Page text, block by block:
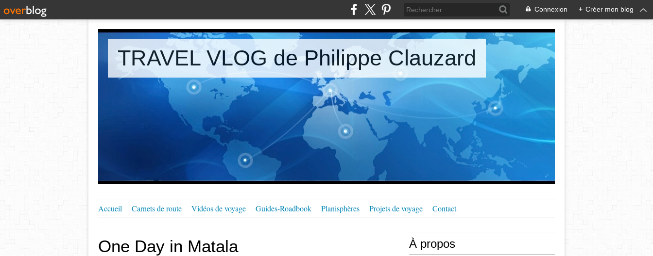
Connexion + Créer mon blog
TRAVEL VLOG de Philippe Clauzard
Accueil Carnets de route Vidéos de voyage Guides-Roadbook Planisphères Projets de voyage Contact
One Day in Matala À propos